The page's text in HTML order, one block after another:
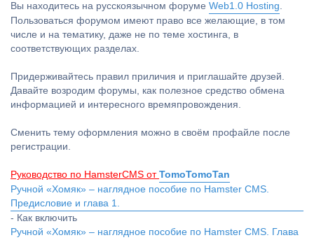
Вы находитесь на русскоязычном форуме Web1.0 Hosting.
Пользоваться форумом имеют право все желающие, в том
числе и на тематику, даже не по теме хостинга, в
соответствующих разделах.
Придерживайтесь правил приличия и приглашайте друзей.
Давайте возродим форумы, как полезное средство обмена
информацией и интересного времяпровождения.
Сменить тему оформления можно в своём профайле после
регистрации.
Руководство по HamsterCMS от TomoTomoTan
Ручной «Хомяк» – наглядное пособие по Hamster CMS.
Предисловие и глава 1.
- Как включить
Ручной «Хомяк» – наглядное пособие по Hamster CMS. Глава